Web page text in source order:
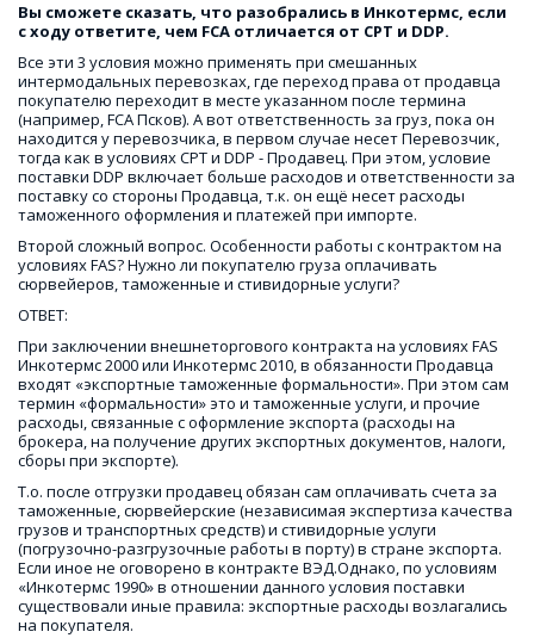
Вы сможете сказать, что разобрались в Инкотермс, если
с ходу ответите, чем FCA отличается от CPT и DDP.
Все эти 3 условия можно применять при смешанных
интермодальных перевозках, где переход права от продавца
покупателю переходит в месте указанном после термина
(например, FCA Псков). А вот ответственность за груз, пока он
находится у перевозчика, в первом случае несет Перевозчик,
тогда как в условиях CPT и DDP - Продавец. При этом, условие
поставки DDP включает больше расходов и ответственности за
поставку со стороны Продавца, т.к. он ещё несет расходы
таможенного оформления и платежей при импорте.
Второй сложный вопрос. Особенности работы с контрактом на
условиях FAS? Нужно ли покупателю груза оплачивать
сюрвейеров, таможенные и стивидорные услуги?
ОТВЕТ:
При заключении внешнеторгового контракта на условиях FAS
Инкотермс 2000 или Инкотермс 2010, в обязанности Продавца
входят «экспортные таможенные формальности». При этом сам
термин «формальности» это и таможенные услуги, и прочие
расходы, связанные с оформление экспорта (расходы на
брокера, на получение других экспортных документов, налоги,
сборы при экспорте).
Т.о. после отгрузки продавец обязан сам оплачивать счета за
таможенные, сюрвейерские (независимая экспертиза качества
грузов и транспортных средств) и стивидорные услуги
(погрузочно-разгрузочные работы в порту) в стране экспорта.
Если иное не оговорено в контракте ВЭД.Однако, по условиям
«Инкотермс 1990» в отношении данного условия поставки
существовали иные правила: экспортные расходы возлагались
на покупателя.